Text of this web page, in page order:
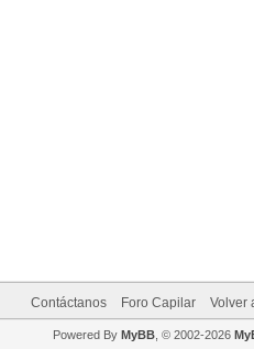
Contáctanos Foro Capilar Volver
Powered By MyBB, © 2002-2026